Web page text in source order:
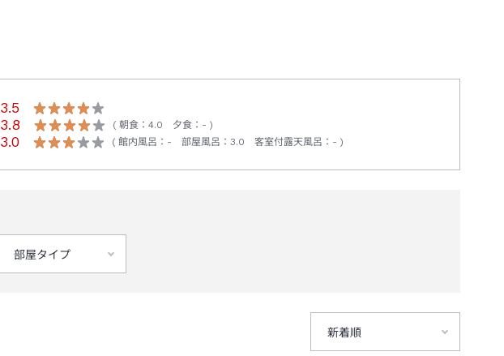
3.5
3.8 朝食 ： 4.0 夕食 ： -
3.0 館内風呂 ： - 部屋風呂 ： 3.0 客室付露天風呂 ： -
部屋タイプ
新着順